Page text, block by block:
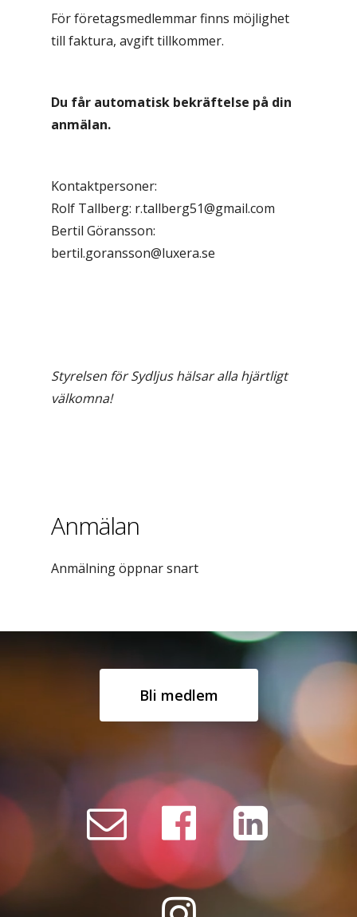
För företagsmedlemmar finns möjlighet
till faktura, avgift tillkommer.
Du får automatisk bekräftelse på din
anmälan.
Kontaktpersoner:
Rolf Tallberg: r.tallberg51@gmail.com
Bertil Göransson:
bertil.goransson@luxera.se
Styrelsen för Sydljus hälsar alla hjärtligt
välkomna!
Anmälan
Anmälning öppnar snart
Bli medlem